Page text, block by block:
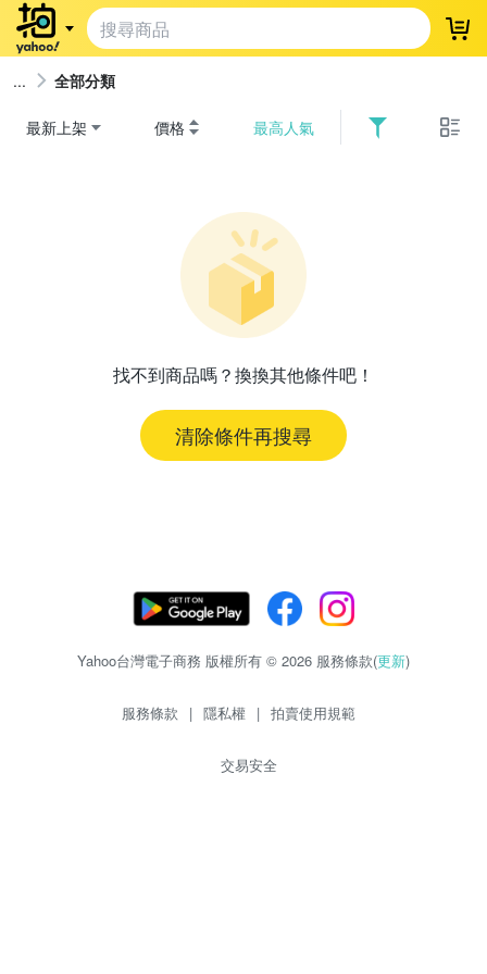
登
全部分類
最新上架 價格 最高人氣
找不到商品嗎？換換其他條件吧！
清除條件再搜尋
Yahoo台灣電子商務 版權所有 © 2026 服務條款(更新)
服務條款 | 隱私權 | 拍賣使用規範
交易安全